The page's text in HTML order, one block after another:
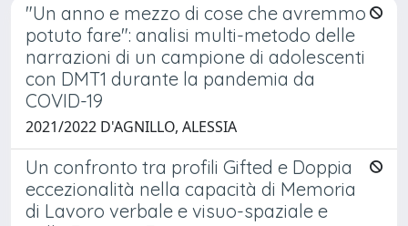
"Un anno e mezzo di cose che avremmo
potuto fare": analisi multi-metodo delle
narrazioni di un campione di adolescenti
con DMT1 durante la pandemia da
COVID-19
2021/2022 D'AGNILLO, ALESSIA
Un confronto tra profili Gifted e Doppia
eccezionalità nella capacità di Memoria
di Lavoro verbale e visuo-spaziale e